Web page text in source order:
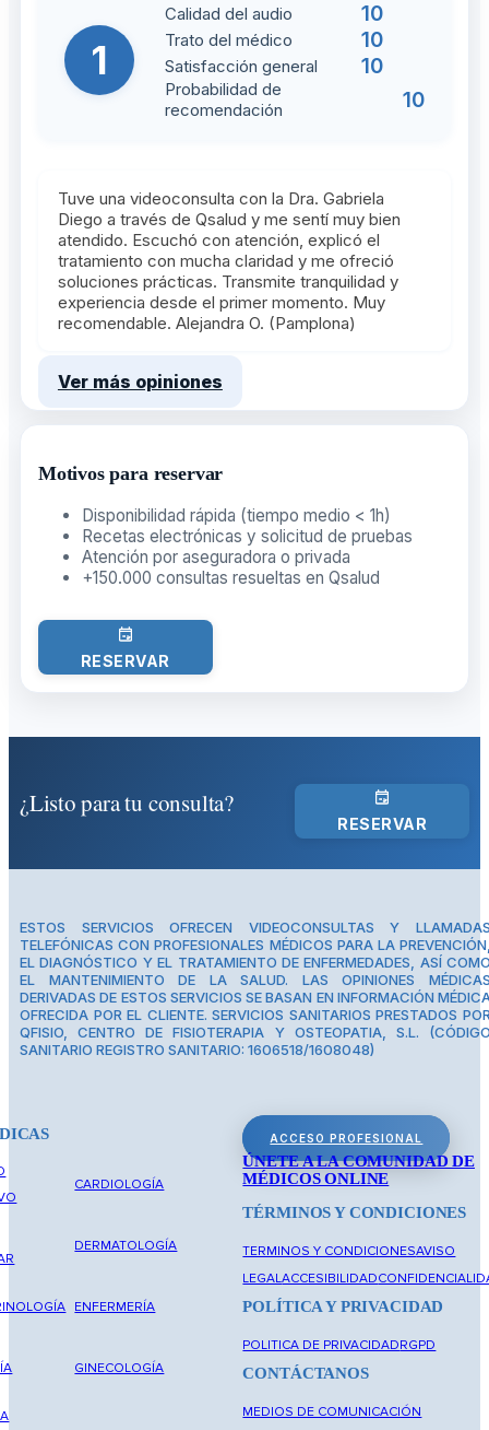
1
Calidad del audio 10
Trato del médico 10
Satisfacción general 10
Probabilidad de
recomendación
10
Tuve una videoconsulta con la Dra. Gabriela
Diego a través de Qsalud y me sentí muy bien
atendido. Escuchó con atención, explicó el
tratamiento con mucha claridad y me ofreció
soluciones prácticas. Transmite tranquilidad y
experiencia desde el primer momento. Muy
recomendable. Alejandra O. (Pamplona)
Ver más opiniones
Motivos para reservar
Disponibilidad rápida (tiempo medio < 1h)
Recetas electrónicas y solicitud de pruebas
Atención por aseguradora o privada
+150.000 consultas resueltas en Qsalud
RESERVAR
¿Listo para tu consulta?
RESERVAR
ESTOS SERVICIOS OFRECEN VIDEOCONSULTAS Y
TELEFÓNICAS CON PROFESIONALES MÉDICOS PARA LA
EL DIAGNÓSTICO Y EL TRATAMIENTO DE ENFERMEDADES, ASÍ
EL MANTENIMIENTO DE LA SALUD. LAS OPINIONES
DERIVADAS DE ESTOS SERVICIOS SE BASAN EN INFORMACIÓN
OFRECIDA POR EL CLIENTE. SERVICIOS SANITARIOS PRESTADOS
QFISIO, CENTRO DE FISIOTERAPIA Y OSTEOPATIA, S.L.
SANITARIO REGISTRO SANITARIO: 1606518/1608048)
CARDIOLOGÍA
DERMATOLOGÍA
ENFERMERÍA
GINECOLOGÍA
ACCESO PROFESIONAL
ÚNETE A LA COMUNIDAD DE
MÉDICOS ONLINE
TÉRMINOS Y CONDICIONES
TERMINOS Y CONDICIONESAVISO
LEGALACCESIBILIDAD
POLÍTICA Y PRIVACIDAD
POLITICA DE PRIVACIDADRGPD
CONTÁCTANOS
MEDIOS DE COMUNICACIÓN